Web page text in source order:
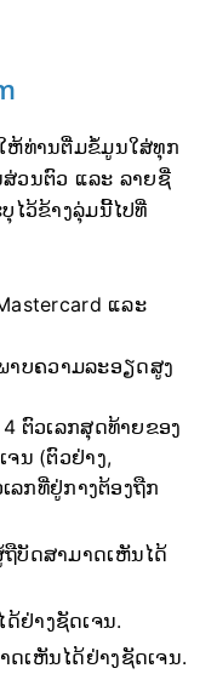
ຫ້ທ່ານຕື່ມຂໍ້ມູນໃສ່ທຸກ
ວນຕົວ ແລະ ລາຍຊື່
ໄວ້ຂ້າງລຸ່ມນີ້ໄປທີ່
ແລະ
ບຄວາມລະອຽດສູງ
ຕົວເລກສຸດທ້າຍຂອງ
ຈນ (ຕົວຢ່າງ,
ເລກທີ່ຢູ່ກາງຕ້ອງຖືກ
ບັດສາມາດເຫັນໄດ້
ຢ່າງຊັດເຈນ.
ເຫັນໄດ້ຢ່າງຊັດເຈນ.